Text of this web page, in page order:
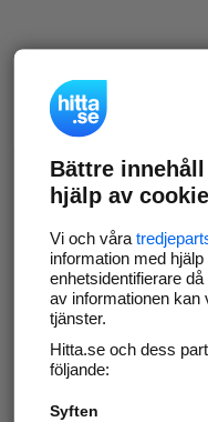
Bättre
hjälp av
Vi och våra
information med
enhetsidentifierare
av informationen kan
tjänster.
Hitta.se och dess
följande:
Syften